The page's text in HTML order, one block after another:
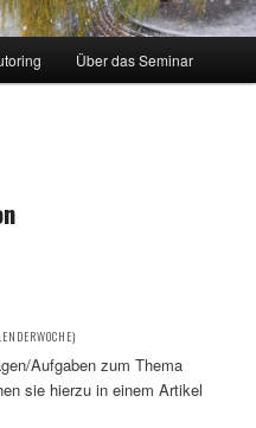
Über das Seminar
Aufgaben zum Thema
sie hierzu in einem Artikel